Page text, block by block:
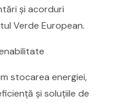
și acorduri
Verde European.
stocarea energiei,
și soluțiile de